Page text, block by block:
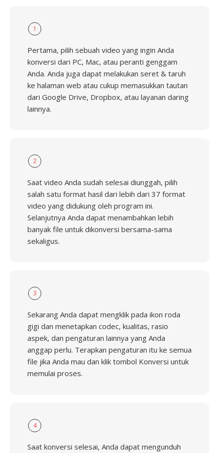
1
Pertama, pilih sebuah video yang ingin Anda
konversi dari PC, Mac, atau peranti genggam
Anda. Anda juga dapat melakukan seret & taruh
ke halaman web atau cukup memasukkan tautan
dari Google Drive, Dropbox, atau layanan daring
lainnya.
2
Saat video Anda sudah selesai diunggah, pilih
salah satu format hasil dari lebih dari 37 format
video yang didukung oleh program ini.
Selanjutnya Anda dapat menambahkan lebih
banyak file untuk dikonversi bersama-sama
sekaligus.
3
Sekarang Anda dapat mengklik pada ikon roda
gigi dan menetapkan codec, kualitas, rasio
aspek, dan pengaturan lainnya yang Anda
anggap perlu. Terapkan pengaturan itu ke semua
file jika Anda mau dan klik tombol Konversi untuk
memulai proses.
4
Saat konversi selesai, Anda dapat mengunduh